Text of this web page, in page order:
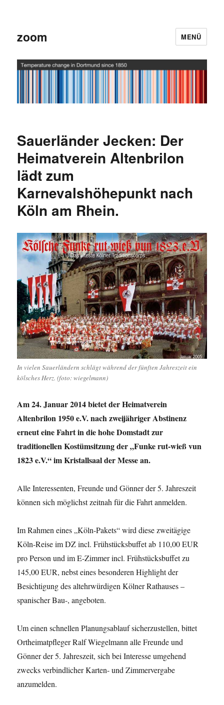
zoom MENÜ
Sauerländer Jecken: Der
Heimatverein Altenbrilon
lädt zum
Karnevalshöhepunkt nach
Köln am Rhein.
In vielen Sauerländern schlägt während der fünften Jahreszeit ein
kölsches Herz. (foto: wiegelmann)
Am 24. Januar 2014 bietet der Heimatverein
Altenbrilon 1950 e.V. nach zweijähriger Abstinenz
erneut eine Fahrt in die hohe Domstadt zur
traditionellen Kostümsitzung der „Funke rut-wieß vun
1823 e.V.“ im Kristallsaal der Messe an.
Alle Interessenten, Freunde und Gönner der 5. Jahreszeit
können sich möglichst zeitnah für die Fahrt anmelden.
Im Rahmen eines „Köln-Pakets“ wird diese zweitägige
Köln-Reise im DZ incl. Frühstücksbuffet ab 110,00 EUR
pro Person und im E-Zimmer incl. Frühstücksbuffet zu
145,00 EUR, nebst eines besonderen Highlight der
Besichtigung des altehrwürdigen Kölner Rathauses –
spanischer Bau-, angeboten.
Um einen schnellen Planungsablauf sicherzustellen, bittet
Ortheimatpfleger Ralf Wiegelmann alle Freunde und
Gönner der 5. Jahreszeit, sich bei Interesse umgehend
zwecks verbindlicher Karten- und Zimmervergabe
anzumelden.